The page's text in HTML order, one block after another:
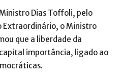
Dias Toffoli, pelo
Extraordinário, o Ministro
que a liberdade da
importância, ligado ao